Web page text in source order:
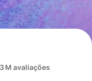
M avaliações